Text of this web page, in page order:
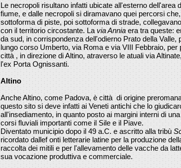
Le necropoli risultano infatti ubicate all'esterno dell'area
fiume, e dalle necropoli si diramavano quei percorsi
sottoforma di piste, poi sottoforma di strade,
con il territorio circostante. La via Annia era tra queste:
da sud, in corrispondenza dell'odierno Prato della Valle,
lungo corso Umberto, via Roma e via VIII Febbraio, per
città , in direzione di Altino, atraverso le atuali via
l'ex Porta Ognissanti.
Altino
Anche Altino, come Padova, è città di origine
questo sito si deve infatti ai Veneti antichi che lo
all'insediamento, in quanto posto ai margini interni di
corsi fluviali importanti come il Sile e il Piave.
Diventato municipio dopo il 49 a.C. e ascritto alla tribù
ricordato dallef onti letterarie latine per la produzione
raccolta dei mitili e per l'allevamento delle vacche da
sua vocazione produttiva e commerciale.